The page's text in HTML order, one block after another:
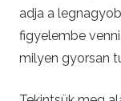
adja a
figyelembe
milyen gyorsan